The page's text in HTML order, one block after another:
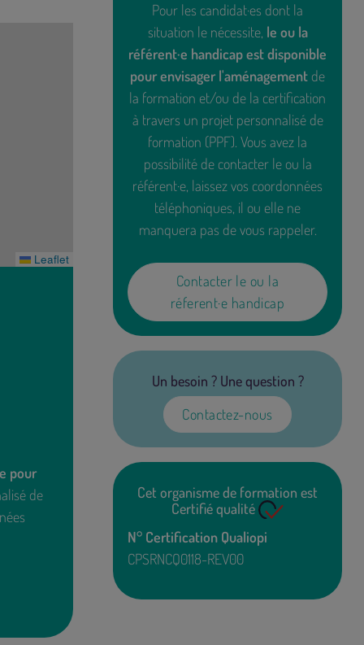
Leaflet
pour
de
Pour les candidat·es dont la
situation le nécessite, le ou la
référent·e handicap est disponible
pour envisager l'aménagement de
la formation et/ou de la certification
à travers un projet personnalisé de
formation (PPF). Vous avez la
possibilité de contacter le ou la
référent·e, laissez vos coordonnées
téléphoniques, il ou elle ne
manquera pas de vous rappeler.
Contacter le ou la
réferent·e handicap
Un besoin ? Une question ?
Contactez-nous
Cet organisme de formation est
Certifié qualité
N° Certification Qualiopi
CPSRNCQ0118-REV00